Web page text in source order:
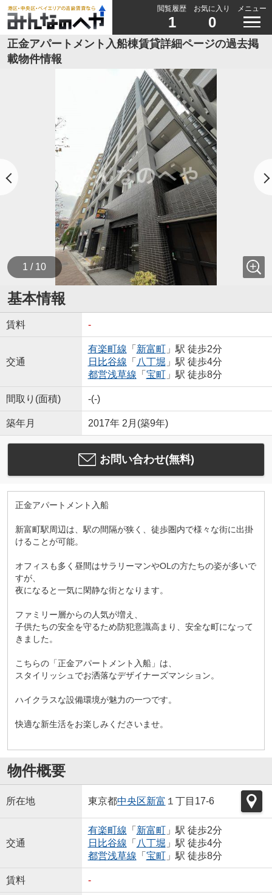
閲覧履歴
1
お気に入り
0
メニュー
正金アパートメント入船棟賃貸詳細ページの過去掲
載物件情報
1 / 10
基本情報
賃料 -
交通
有楽町線 「 新富町」駅 徒歩2分
日比谷線 「 八丁堀 」駅 徒歩4分
都営浅草線 「 宝町」駅 徒歩8分
間取り(面積) -(-)
築年月 2017年 2月(築9年)
お問い合わせ(無料)
正金アパートメント入船
新富町駅周辺は、駅の間隔が狭く、徒歩圏内で様々な街に出掛
けることが可能。
オフィスも多く昼間はサラリーマンやOLの方たちの姿が多いで
すが、
夜になると一気に閑静な街となります。
ファミリー層からの人気が増え、
子供たちの安全を守るため防犯意識高まり、安全な町になって
きました。
こちらの「正金アパートメント入船」は、
スタイリッシュでお洒落なデザイナーズマンション。
ハイクラスな設備環境が魅力の一つです。
快適な新生活をお楽しみくださいませ。
物件概要
所在地 東京都中央区新富 １丁目17-6
交通
有楽町線 「 新富町」駅 徒歩2分
日比谷線 「 八丁堀 」駅 徒歩4分
都営浅草線 「 宝町」駅 徒歩8分
賃料 -